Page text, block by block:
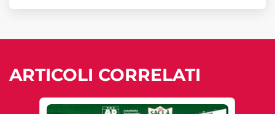
ARTICOLI CORRELATI